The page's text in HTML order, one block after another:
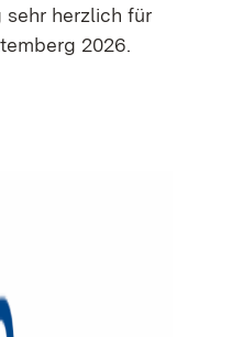
sehr herzlich für
2026.